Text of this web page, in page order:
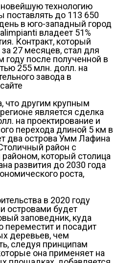
технологию
поставлять до 113 650
в юго-западный город
владеет 51%
Контракт, который
27 месяцев, стал для
году после полученной в
255 млн. долл. на
завода в
что другим крупным
является сделка
на проектирование и
перехода длиной 5 км в
два острова Умм Лафина
район с
который столица
развития до 2030 года
роста,
в 2020 году
островами будет
заповедник, куда
переместит и посадит
деревьев, чем
следуя принципам
она применяет на